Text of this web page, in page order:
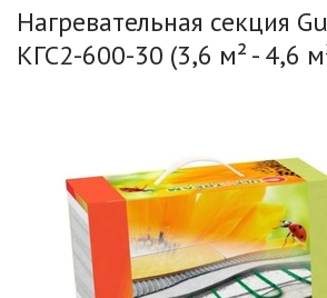
Нагревательная секция
КГС2-600-30 (3,6 м² - 4,6